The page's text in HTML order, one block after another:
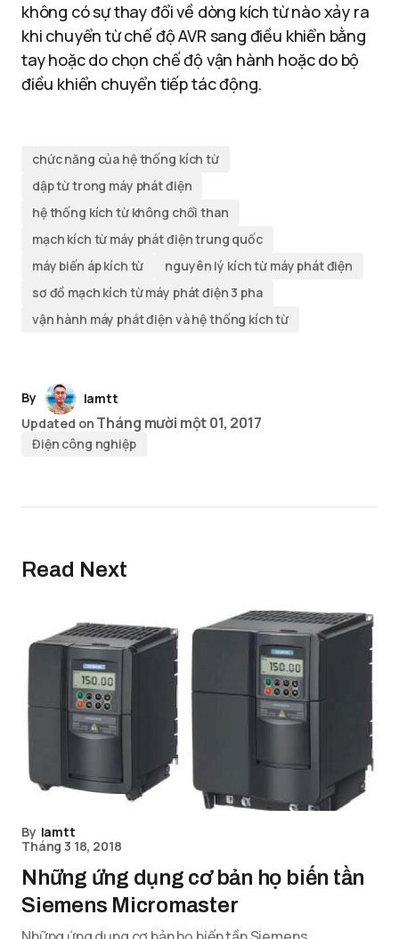
không có sự thay đổi về dòng kích từ nào xảy ra
khi chuyển từ chế độ AVR sang điều khiển bằng
tay hoặc do chọn chế độ vận hành hoặc do bộ
điều khiển chuyển tiếp tác động.
chức năng của hệ thống kích từ
dập từ trong máy phát điện
hệ thống kích từ không chổi than
mạch kích từ máy phát điện trung quốc
máy biến áp kích từ
nguyên lý kích từ máy phát điện
sơ đồ mạch kích từ máy phát điện 3 pha
vận hành máy phát điện và hệ thống kích từ
By
lamtt
Updated on Tháng mười một 01, 2017
Điện công nghiệp
Read Next
By lamtt
Tháng 3 18, 2018
Những ứng dụng cơ bản họ biến tần
Siemens Micromaster